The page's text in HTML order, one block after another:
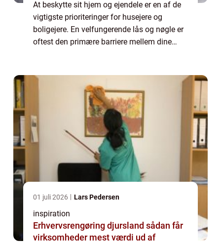
At beskytte sit hjem og ejendele er en af de
vigtigste prioriteringer for husejere og
boligejere. En velfungerende lås og nøgle er
oftest den primære barriere mellem dine
01 juli 2026 Lars Pedersen
inspiration
Erhvervsrengøring djursland sådan får
virksomheder mest værdi ud af